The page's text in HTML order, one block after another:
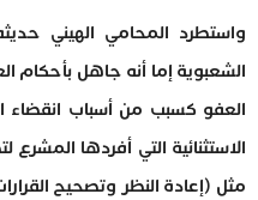
واستطرد المحامي الهيني
الشعبوية إما أنه جاهل بأحكام
العفو كسبب من أسباب
الاستثنائية التي أفردها